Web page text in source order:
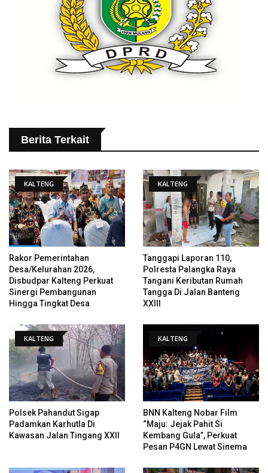
Berita Terkait
KALTENG
Rakor Pemerintahan
Desa/Kelurahan 2026,
Disbudpar Kalteng Perkuat
Sinergi Pembangunan
Hingga Tingkat Desa
KALTENG
Tanggapi Laporan 110,
Polresta Palangka Raya
Tangani Keributan Rumah
Tangga Di Jalan Banteng
XXIII
KALTENG
Polsek Pahandut Sigap
Padamkan Karhutla Di
Kawasan Jalan Tingang XXII
KALTENG
BNN Kalteng Nobar Film
“Maju: Jejak Pahit Si
Kembang Gula”, Perkuat
Pesan P4GN Lewat Sinema